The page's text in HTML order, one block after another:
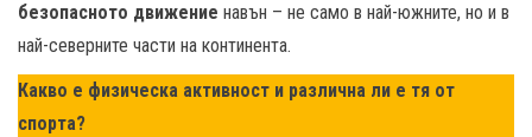
безопасното движение навън – не само в най-южните, но и в
най-северните части на континента.
Какво е физическа активност и различна ли е тя от
спорта?